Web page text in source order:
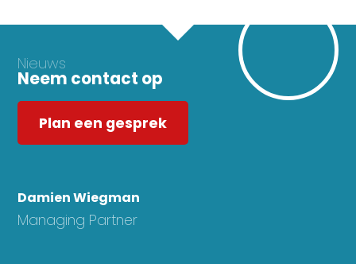
Nieuws
Neem contact op
Plan een gesprek
Damien Wiegman
Managing Partner